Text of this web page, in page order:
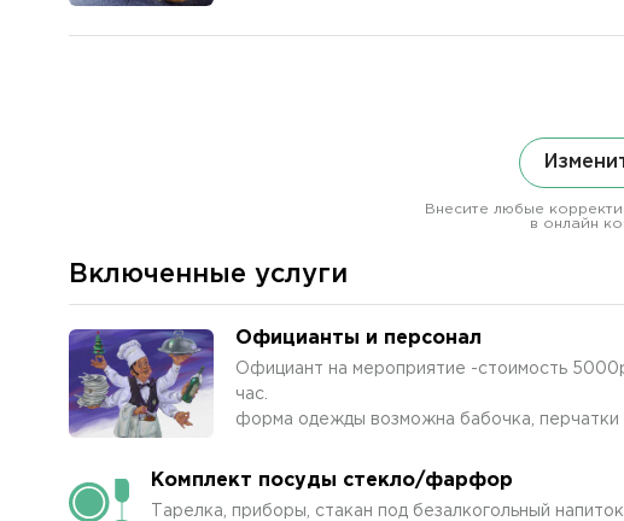
Внесите любые
в онлайн
Включенные услуги
Официанты и персонал
Официант на мероприятие -стоимость
час.
форма одежды возможна бабочка, перчатки
Комплект посуды стекло/фарфор
Тарелка, приборы, стакан под безалкогольный напиток